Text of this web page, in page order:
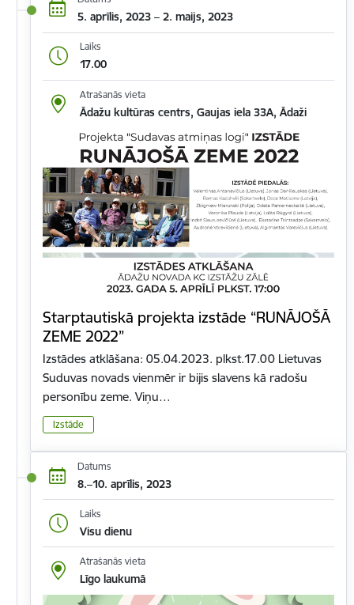
5. aprīlis, 2023 – 2. maijs, 2023
Laiks
17.00
Atrašanās vieta
Ādažu kultūras centrs, Gaujas iela 33A, Ādaži
Starptautiskā projekta izstāde “RUNĀJOŠĀ
ZEME 2022”
Izstādes atklāšana: 05.04.2023. plkst.17.00 Lietuvas
Suduvas novads vienmēr ir bijis slavens kā radošu
personību zeme. Viņu…
Izstāde
Datums
8.–10. aprīlis, 2023
Laiks
Visu dienu
Atrašanās vieta
Līgo laukumā